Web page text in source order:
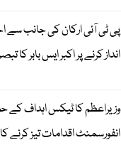
پی ٹی آئی ارکان کی جانب سے
انداز کرنے پر اکبر ایس بابر کا
وزیراعظم کا ٹیکس اہداف
انفورسمنٹ اقدامات تیز کرنے